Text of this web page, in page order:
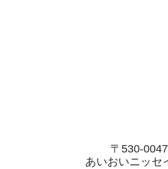
〒530-
あいおいニッセ